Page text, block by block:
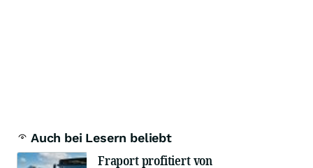
Auch bei Lesern beliebt
Fraport profitiert von